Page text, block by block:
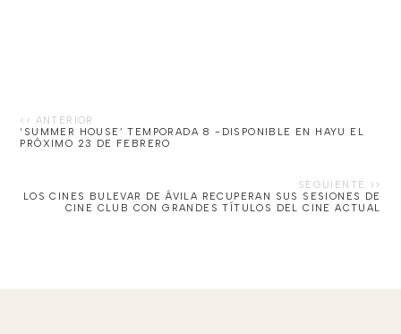
‘SUMMER HOUSE’ TEMPORADA 8 -DISPONIBLE EN HAYU EL
PRÓXIMO 23 DE FEBRERO
LOS CINES BULEVAR DE ÁVILA RECUPERAN SUS SESIONES DE
CINE CLUB CON GRANDES TÍTULOS DEL CINE ACTUAL